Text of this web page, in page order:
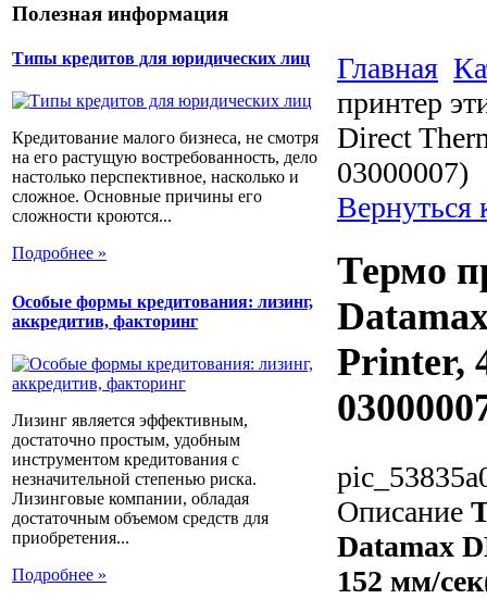
Полезная информация
Типы кредитов для юридических лиц
Кредитование малого бизнеса, не смотря
на его растущую востребованность, дело
настолько перспективное, насколько и
сложное. Основные причины его
сложности кроются...
Подробнее »
Особые формы кредитования: лизинг,
аккредитив, факторинг
Лизинг является эффективным,
достаточно простым, удобным
инструментом кредитования с
незначительной степенью риска.
Лизинговые компании, обладая
достаточным объемом средств для
приобретения...
Подробнее »
Главная
принтер
Direct
03000007)
Термо
Printer,
Описание
Datamax
152 мм/